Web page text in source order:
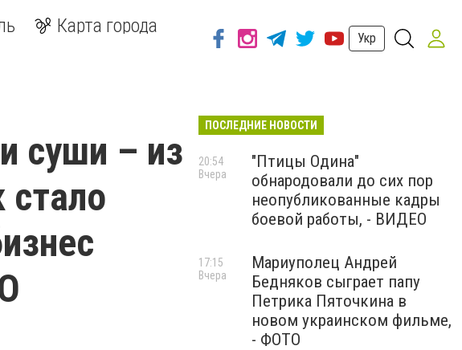
Карта города
Укр
суши – из
ПОСЛЕДНИЕ НОВОСТИ
"Птицы Одина"
обнародовали до сих пор
неопубликованные кадры
боевой работы, - ВИДЕО
20:54
Вчера
Мариуполец Андрей
Бедняков сыграет папу
Петрика Пяточкина в
новом украинском фильме,
- ФОТО
17:15
Вчера